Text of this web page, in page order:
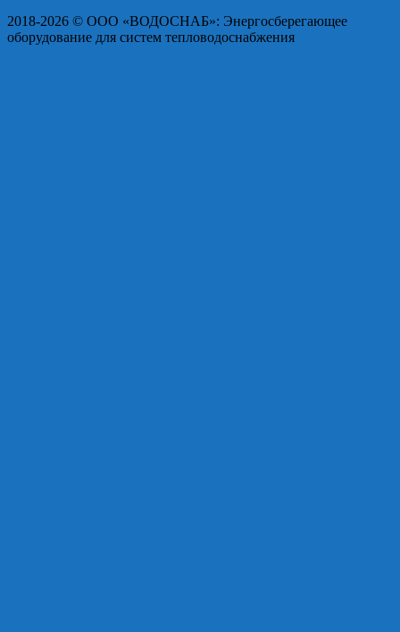
2018-2026 © OOO «ВОДОСНАБ»: Энергосберегающее
оборудование для систем тепловодоснабжения